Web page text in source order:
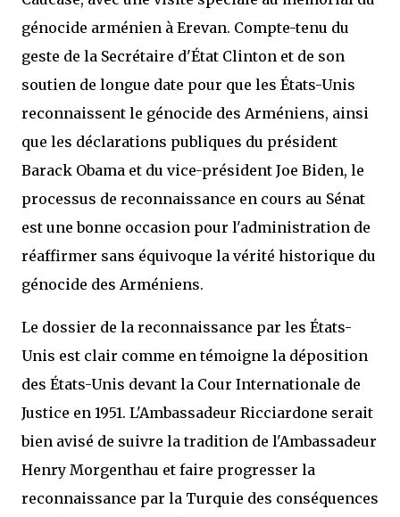
génocide arménien à Erevan. Compte-tenu du
geste de la Secrétaire d'État Clinton et de son
soutien de longue date pour que les États-Unis
reconnaissent le génocide des Arméniens, ainsi
que les déclarations publiques du président
Barack Obama et du vice-président Joe Biden, le
processus de reconnaissance en cours au Sénat
est une bonne occasion pour l'administration de
réaffirmer sans équivoque la vérité historique du
génocide des Arméniens.
Le dossier de la reconnaissance par les États-
Unis est clair comme en témoigne la déposition
des États-Unis devant la Cour Internationale de
Justice en 1951. L'Ambassadeur Ricciardone serait
bien avisé de suivre la tradition de l'Ambassadeur
Henry Morgenthau et faire progresser la
reconnaissance par la Turquie des conséquences